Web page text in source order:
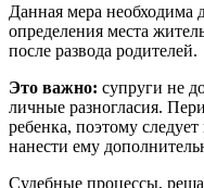
Данная мера необходима
определения места
после развода родителей.
Это важно: супруги не
личные разногласия.
ребенка, поэтому
нанести ему
Судебные процессы,